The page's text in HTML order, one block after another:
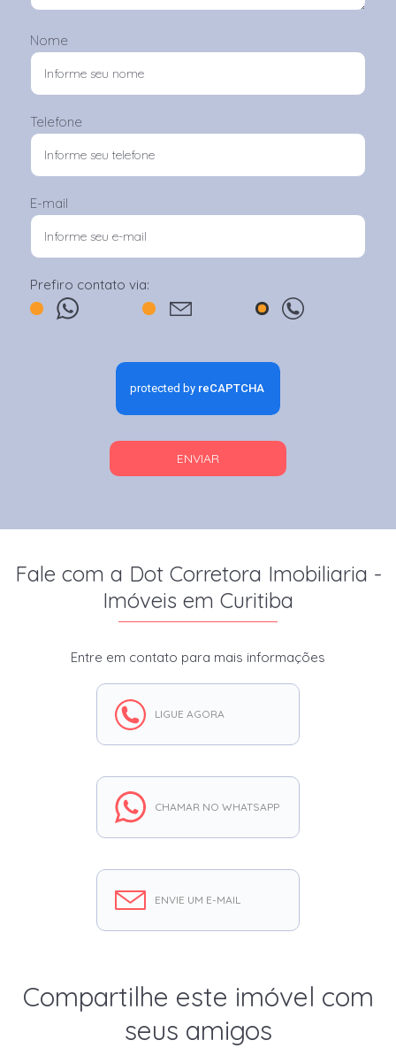
Nome
Telefone
E-mail
Prefiro contato via:
ENVIAR
Fale com a Dot Corretora Imobiliaria -
Imóveis em Curitiba
Entre em contato para mais informações
LIGUE AGORA
CHAMAR NO WHATSAPP
ENVIE UM E-MAIL
Compartilhe este imóvel com
seus amigos